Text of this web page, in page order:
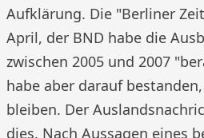
Aufklärung. Die "Berliner
April, der BND habe die
zwischen 2005 und 2007
habe aber darauf
bleiben. Der
dies. Nach Aussagen eines